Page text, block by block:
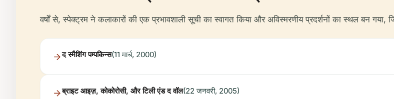
वर्षों से, स्पेक्ट्रम ने कलाकारों की एक प्रभावशाली सूची का स्वागत किया और अविस्मरणीय प्रदर्शनों का स्थल बन गया,
द स्मैशिंग पम्पकिन्स(11 मार्च, 2000)
ब्राइट आइज़, कोकोरोसी, और टिली एंड द वॉल(22 जनवरी, 2005)